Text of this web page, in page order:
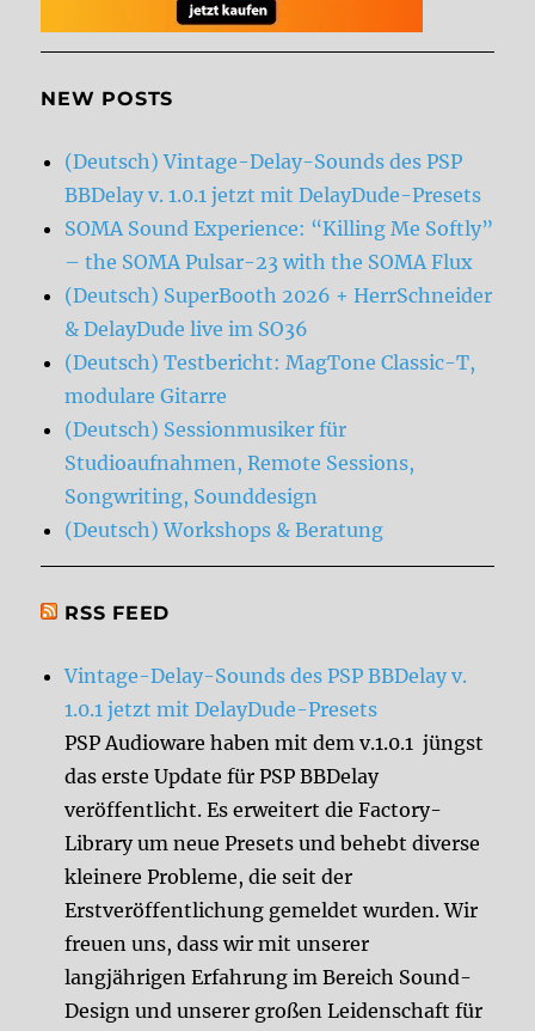
NEW POSTS
(Deutsch) Vintage-Delay-Sounds des PSP
BBDelay v. 1.0.1 jetzt mit DelayDude-Presets
SOMA Sound Experience: “Killing Me Softly”
– the SOMA Pulsar-23 with the SOMA Flux
(Deutsch) SuperBooth 2026 + HerrSchneider
& DelayDude live im SO36
(Deutsch) Testbericht: MagTone Classic-T,
modulare Gitarre
(Deutsch) Sessionmusiker für
Studioaufnahmen, Remote Sessions,
Songwriting, Sounddesign
(Deutsch) Workshops & Beratung
RSS FEED
Vintage-Delay-Sounds des PSP BBDelay v.
1.0.1 jetzt mit DelayDude-Presets
PSP Audioware haben mit dem v.1.0.1 jüngst
das erste Update für PSP BBDelay
veröffentlicht. Es erweitert die Factory-
Library um neue Presets und behebt diverse
kleinere Probleme, die seit der
Erstveröffentlichung gemeldet wurden. Wir
freuen uns, dass wir mit unserer
langjährigen Erfahrung im Bereich Sound-
Design und unserer großen Leidenschaft für